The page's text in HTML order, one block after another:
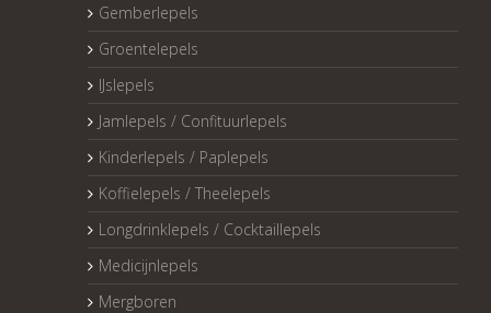
Gemberlepels
Groentelepels
IJslepels
Jamlepels / Confituurlepels
Kinderlepels / Paplepels
Koffielepels / Theelepels
Longdrinklepels / Cocktaillepels
Medicijnlepels
Mergboren